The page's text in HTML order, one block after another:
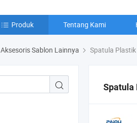
Produk Tentang Kami
Aksesoris Sablon Lainnya Spatula Plastik
Spatula